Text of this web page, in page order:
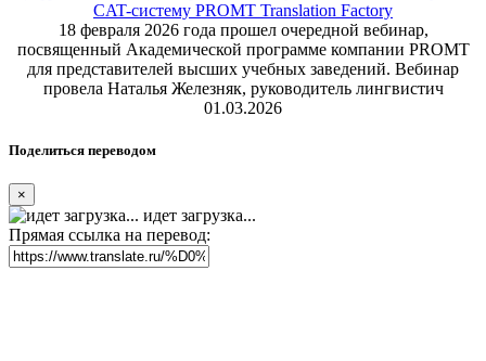
CAT-систему PROMT Translation Factory
18 февраля 2026 года прошел очередной вебинар,
посвященный Академической программе компании PROMT
для представителей высших учебных заведений. Вебинар
провела Наталья Железняк, руководитель лингвистич
01.03.2026
Поделиться переводом
×
идет загрузка...
Прямая ссылка на перевод: